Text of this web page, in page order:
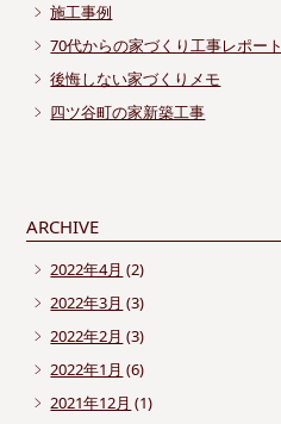
施工事例
70代からの家づくり工事レポート
後悔しない家づくりメモ
四ツ谷町の家新築工事
ARCHIVE
2022年4月 (2)
2022年3月 (3)
2022年2月 (3)
2022年1月 (6)
2021年12月 (1)